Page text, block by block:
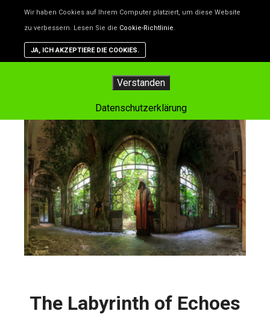
The Labyrinth of Echoes
Wir haben Cookies auf Ihrem Computer platziert, um diese Website
zu verbessern. Lesen Sie die Cookie-Richtlinie.
JA, ICH AKZEPTIERE DIE COOKIES.
Unsere Website benutzt Cookies – das sind kleine Dateien,
helfen, die Website besser zu machen. Wenn du nicht willst,
Browser einstellen. Aber dann funktioniert vielleicht nicht
auf der Website so, wie es soll.
Verstanden
Datenschutzerklärung